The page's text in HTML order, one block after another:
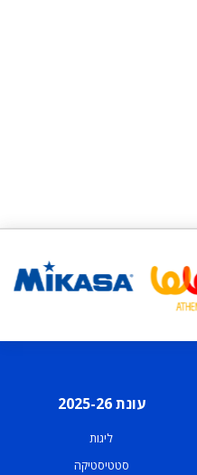
עונת 2025-26
ליגות
סטטיסטיקה